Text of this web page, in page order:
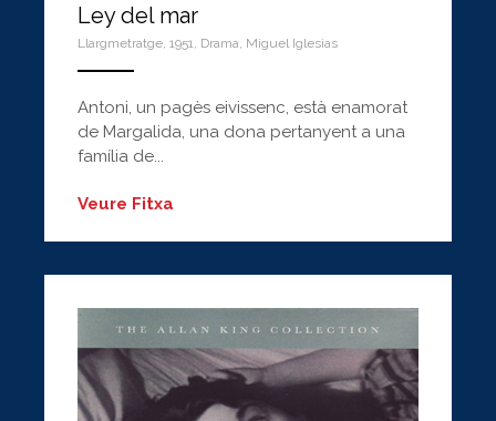
Ley del mar
Llargmetratge, 1951, Drama, Miguel Iglesias
Antoni, un pagès eivissenc, està enamorat
de Margalida, una dona pertanyent a una
família de...
Veure Fitxa